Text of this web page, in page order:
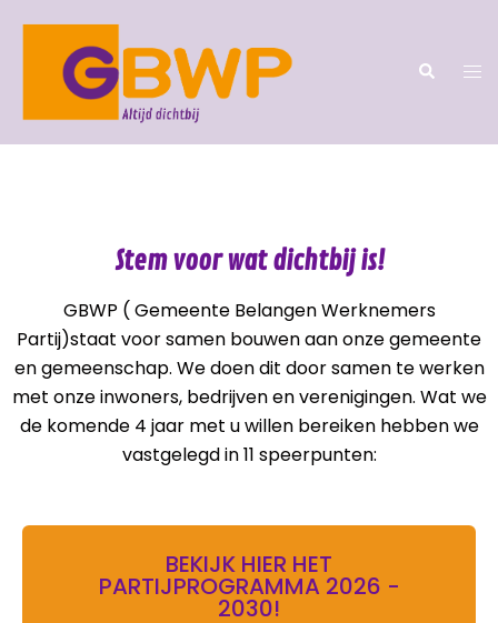
Stem voor wat dichtbij is!
GBWP ( Gemeente Belangen Werknemers
Partij)staat voor samen bouwen aan onze gemeente
en gemeenschap. We doen dit door samen te werken
met onze inwoners, bedrijven en verenigingen. Wat we
de komende 4 jaar met u willen bereiken hebben we
vastgelegd in 11 speerpunten:
BEKIJK HIER HET
PARTIJPROGRAMMA 2026 -
2030!